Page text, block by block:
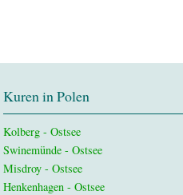
Kuren in Polen
Kolberg - Ostsee
Swinemünde - Ostsee
Misdroy - Ostsee
Henkenhagen - Ostsee